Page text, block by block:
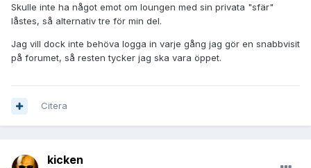
Skulle inte ha något emot om loungen med sin privata "sfär"
låstes, så alternativ tre för min del.
Jag vill dock inte behöva logga in varje gång jag gör en snabbvisit
på forumet, så resten tycker jag ska vara öppet.
Citera
kicken